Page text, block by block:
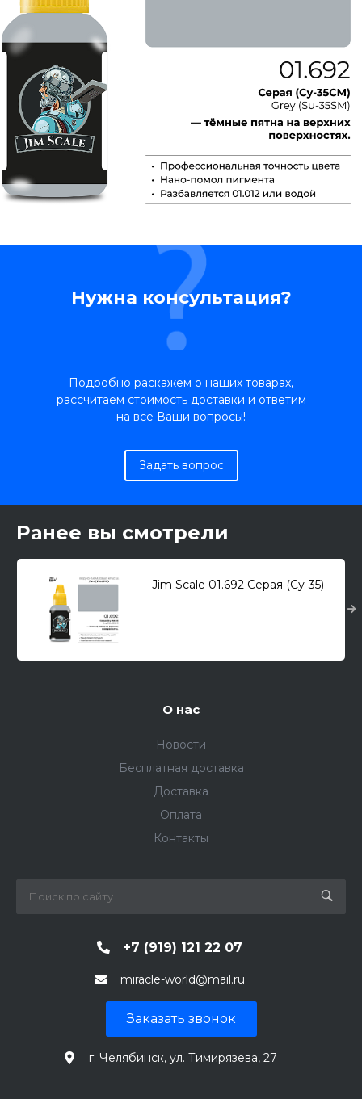
Нужна консультация?
Подробно раскажем о наших товарах,
рассчитаем стоимость доставки и ответим
на все Ваши вопросы!
Задать вопрос
Ранее вы смотрели
Jim Scale 01.692 Серая (Су-35)
О нас
Новости
Бесплатная доставка
Доставка
Оплата
Контакты
+7 (919) 121 22 07
miracle-world@mail.ru
Заказать звонок
г. Челябинск, ул. Тимирязева, 27